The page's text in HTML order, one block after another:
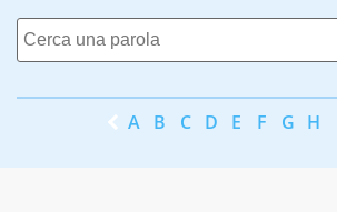
A B C D E F G H